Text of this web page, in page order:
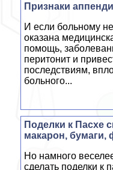
Признаки
И если больному
оказана
помощь,
перитонит и
последствиям,
больного...
Поделки к Пасхе
макарон, бумаги,
Но намного
сделать поделки к